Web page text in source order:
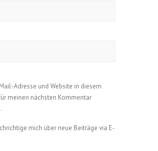
Adresse und Website in diesem
meinen nächsten Kommentar
mich über neue Beiträge via E-